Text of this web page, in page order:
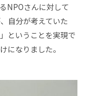
NPOさんに対して
自分が考えていた
ということを実現で
になりました。